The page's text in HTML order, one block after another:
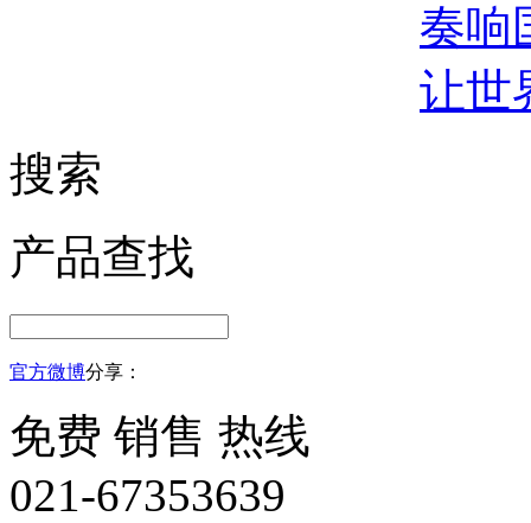
奏响
让世
搜索
产品查找
官方微博分享：
免费 销售 热线
021-67353639